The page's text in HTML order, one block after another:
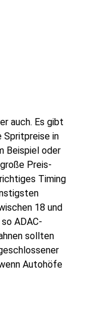
auch. Es gibt
Spritpreise in
Beispiel oder
Preis-
Timing
18 und
ADAC-
sollten
Autohöfe